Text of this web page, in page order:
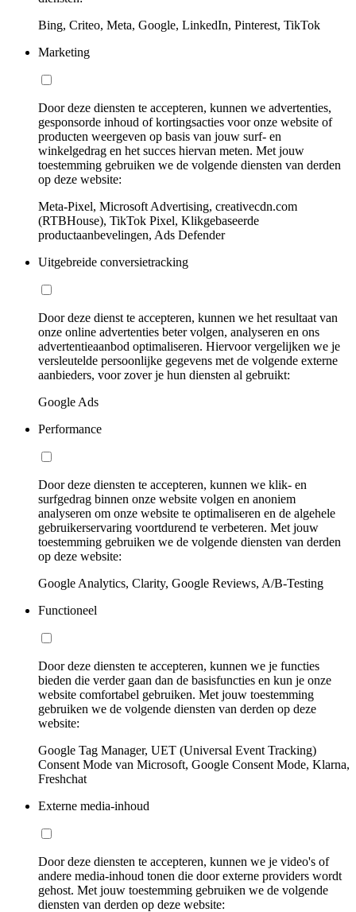
Bing, Criteo, Meta, Google, LinkedIn, Pinterest, TikTok
Marketing
Door deze diensten te accepteren, kunnen we advertenties,
gesponsorde inhoud of kortingsacties voor onze website of
producten weergeven op basis van jouw surf- en
winkelgedrag en het succes hiervan meten. Met jouw
toestemming gebruiken we de volgende diensten van derden
op deze website:
Meta-Pixel, Microsoft Advertising, creativecdn.com
(RTBHouse), TikTok Pixel, Klikgebaseerde
productaanbevelingen, Ads Defender
Uitgebreide conversietracking
Door deze dienst te accepteren, kunnen we het resultaat van
onze online advertenties beter volgen, analyseren en ons
advertentieaanbod optimaliseren. Hiervoor vergelijken we je
versleutelde persoonlijke gegevens met de volgende externe
aanbieders, voor zover je hun diensten al gebruikt:
Google Ads
Performance
Door deze diensten te accepteren, kunnen we klik- en
surfgedrag binnen onze website volgen en anoniem
analyseren om onze website te optimaliseren en de algehele
gebruikerservaring voortdurend te verbeteren. Met jouw
toestemming gebruiken we de volgende diensten van derden
op deze website:
Google Analytics, Clarity, Google Reviews, A/B-Testing
Functioneel
Door deze diensten te accepteren, kunnen we je functies
bieden die verder gaan dan de basisfuncties en kun je onze
website comfortabel gebruiken. Met jouw toestemming
gebruiken we de volgende diensten van derden op deze
website:
Google Tag Manager, UET (Universal Event Tracking)
Consent Mode van Microsoft, Google Consent Mode, Klarna,
Freshchat
Externe media-inhoud
Door deze diensten te accepteren, kunnen we je video's of
andere media-inhoud tonen die door externe providers wordt
gehost. Met jouw toestemming gebruiken we de volgende
diensten van derden op deze website: